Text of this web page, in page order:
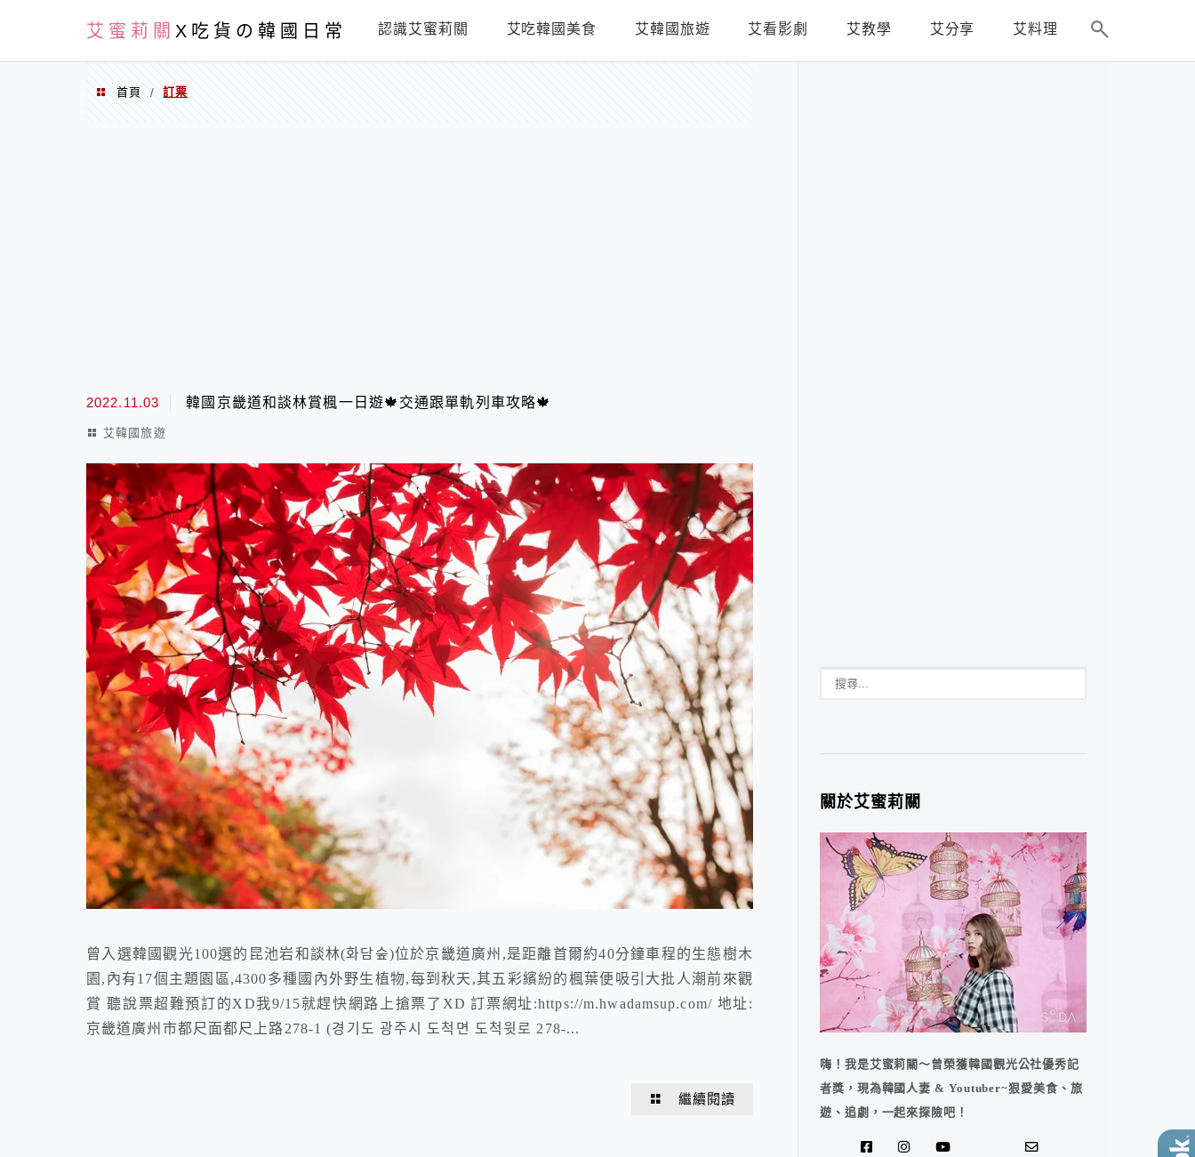
艾蜜莉關 X吃貨の韓國日常 認識艾蜜莉關 艾吃韓國美食 艾韓國旅遊 艾看影劇 艾教學 艾分享 艾料理
首頁 / 訂票
2022.11.03 韓國京畿道和談林賞楓一日遊🍁交通跟單軌列車攻略🍁
艾韓國旅遊
曾入選韓國觀光100選的昆池岩和談林(화담숲)位於京畿道廣州,是距離首爾約40分鐘車程的生態樹木
園,內有17個主題園區,4300多種國內外野生植物,每到秋天,其五彩繽紛的楓葉便吸引大批人潮前來觀
賞 聽說票超難預訂的XD我9/15就趕快網路上搶票了XD 訂票網址:https://m.hwadamsup.com/ 地址:
京畿道廣州市都尺面都尺上路278-1 (경기도 광주시 도척면 도척윗로 278-...
繼續閱讀
關於艾蜜莉關
嗨！我是艾蜜莉關～曾榮獲韓國觀光公社優秀記
者獎，現為韓國人妻 & Youtuber~狠愛美食、旅
遊、追劇，一起來探險吧！